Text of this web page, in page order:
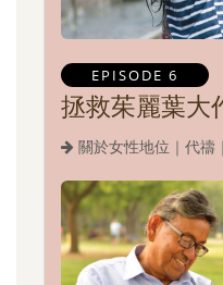
EPISODE 6
拯救茱麗葉大
關於女性地位｜代禱